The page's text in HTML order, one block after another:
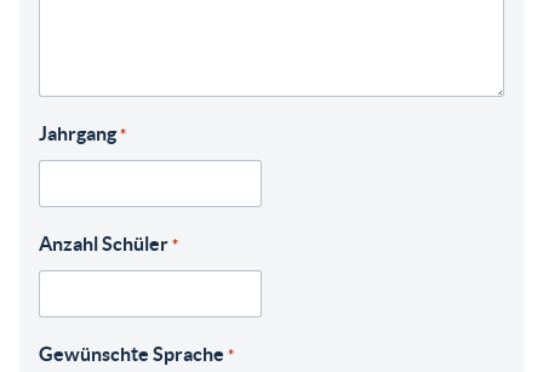
Jahrgang *
Anzahl Schüler *
Gewünschte Sprache *